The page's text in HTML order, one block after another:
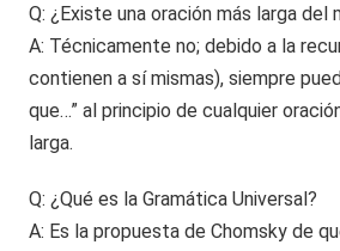
Q: ¿Existe una oración más larga del
A: Técnicamente no; debido a la
contienen a sí mismas), siempre
que…” al principio de cualquier
larga.
Q: ¿Qué es la Gramática Universal?
A: Es la propuesta de Chomsky de